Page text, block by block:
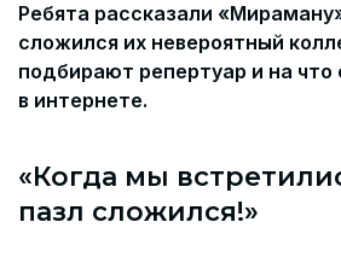
Ребята рассказали
сложился их невероятный
подбирают репертуар и на
в интернете.
«Когда мы
пазл сложился!»